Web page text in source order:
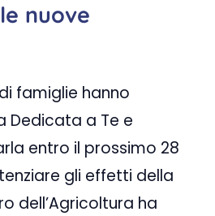
nuove
famiglie hanno
Dedicata a Te e
entro il prossimo 28
gli effetti della
dell’Agricoltura ha